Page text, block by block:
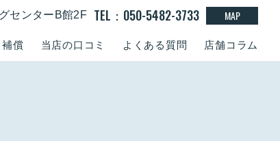
償 当店の口コミ よくある質問 店舗コラム
センターB館2F TEL：050-5482-3733 MAP